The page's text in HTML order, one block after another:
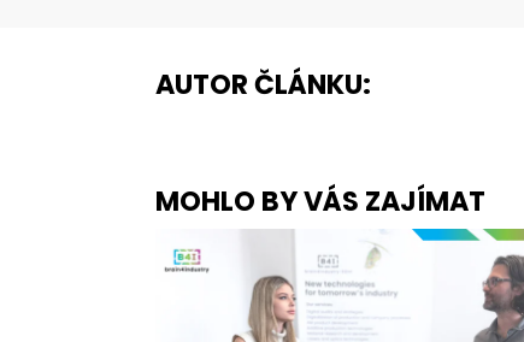
AUTOR ČLÁNKU:
MOHLO BY VÁS ZAJÍMAT